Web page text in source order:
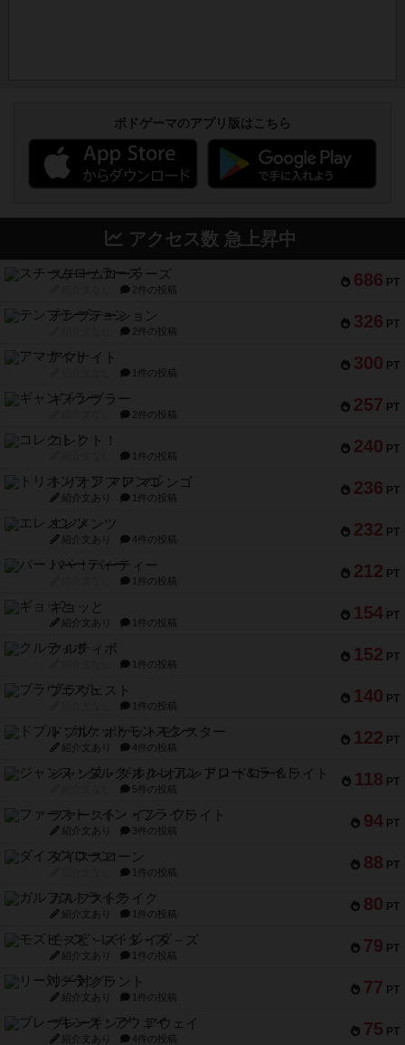
ボドゲーマのアプリ版はこちら
アクセス数 急上昇中
686 PT
スチームローラーズ
2件の投稿
326 PT
テンプテーション
2件の投稿
300 PT
アマナイト
1件の投稿
257 PT
ギャンブラー
2件の投稿
240 PT
コレクト！
1件の投稿
236 PT
トリオンフ ア マレンゴ
紹介文あり 1件の投稿
232 PT
エレメンツ
紹介文あり 4件の投稿
212 PT
バー！パーティー
1件の投稿
154 PT
ギョッと
紹介文あり 1件の投稿
152 PT
クルティボ
1件の投稿
140 PT
ブラヴェスト
1件の投稿
122 PT
ドブル：ポケットモンスター
紹介文あり 4件の投稿
118 PT
ジャンヌ・ダルク-オルレアン ドロー＆ライト
5件の投稿
94 PT
ファースト・イン・フライト
紹介文あり 3件の投稿
88 PT
ダイススローン
1件の投稿
80 PT
ガルフストライク
紹介文あり 1件の投稿
79 PT
モズビ－ズ・レイダ－ズ
紹介文あり 1件の投稿
77 PT
リー対グラント
紹介文あり 1件の投稿
75 PT
ブレーキング・アウェイ
紹介文あり 4件の投稿